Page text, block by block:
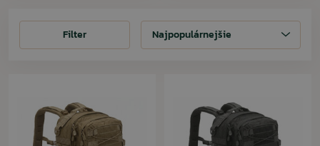
FilterFilter Najpopulárnejšie